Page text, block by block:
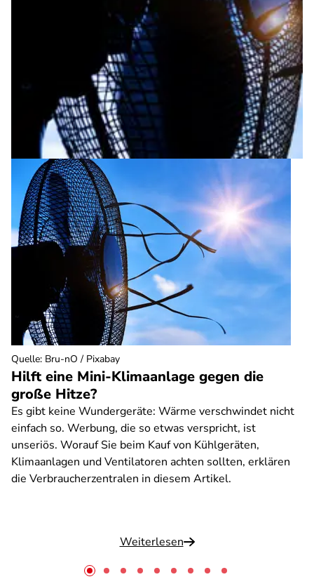
Hilft eine Mini-Klimaanlage gegen die
große Hitze?
Es gibt keine Wundergeräte: Wärme verschwindet nicht
einfach so. Werbung, die so etwas verspricht, ist
unseriös. Worauf Sie beim Kauf von Kühlgeräten,
Klimaanlagen und Ventilatoren achten sollten, erklären
die Verbraucherzentralen in diesem Artikel.
Weiterlesen
Quelle: Bru-nO / Pixabay